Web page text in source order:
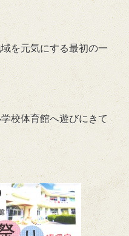
を元気にする最初の一
校体育館へ遊びにきて